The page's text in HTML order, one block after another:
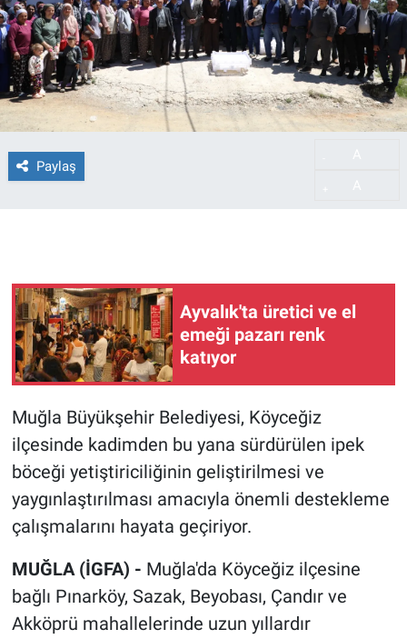
Paylaş
Ayvalık'ta üretici ve el
emeği pazarı renk
katıyor
Muğla Büyükşehir Belediyesi, Köyceğiz
ilçesinde kadimden bu yana sürdürülen ipek
böceği yetiştiriciliğinin geliştirilmesi ve
yaygınlaştırılması amacıyla önemli destekleme
çalışmalarını hayata geçiriyor.
MUĞLA (İGFA) - Muğla'da Köyceğiz ilçesine
bağlı Pınarköy, Sazak, Beyobası, Çandır ve
Akköprü mahallelerinde uzun yıllardır
Haber Arşivi